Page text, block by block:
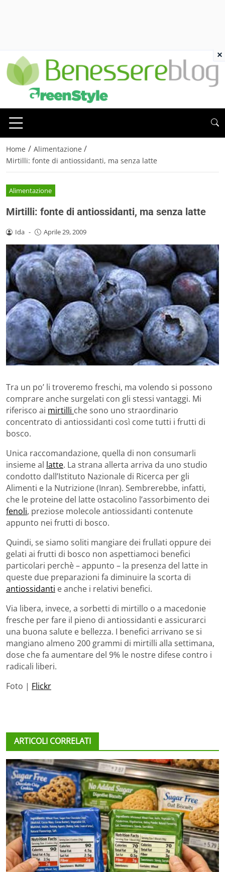
Home / Alimentazione /
Mirtilli: fonte di antiossidanti, ma senza latte
Alimentazione
Mirtilli: fonte di antiossidanti, ma senza latte
Ida - Aprile 29, 2009
Tra un po’ li troveremo freschi, ma volendo si possono
comprare anche surgelati con gli stessi vantaggi. Mi
riferisco ai mirtilli che sono uno straordinario
concentrato di antiossidanti così come tutti i frutti di
bosco.
Unica raccomandazione, quella di non consumarli
insieme al latte. La strana allerta arriva da uno studio
condotto dall’Istituto Nazionale di Ricerca per gli
Alimenti e la Nutrizione (Inran). Sembrerebbe, infatti,
che le proteine del latte ostacolino l’assorbimento dei
fenoli, preziose molecole antiossidanti contenute
appunto nei frutti di bosco.
Quindi, se siamo soliti mangiare dei frullati oppure dei
gelati ai frutti di bosco non aspettiamoci benefici
particolari perchè – appunto – la presenza del latte in
queste due preparazioni fa diminuire la scorta di
antiossidanti e anche i relativi benefici.
Via libera, invece, a sorbetti di mirtillo o a macedonie
fresche per fare il pieno di antiossidanti e assicurarci
una buona salute e bellezza. I benefici arrivano se si
mangiano almeno 200 grammi di mirtilli alla settimana,
dose che fa aumentare del 9% le nostre difese contro i
radicali liberi.
Foto | Flickr
ARTICOLI CORRELATI
×